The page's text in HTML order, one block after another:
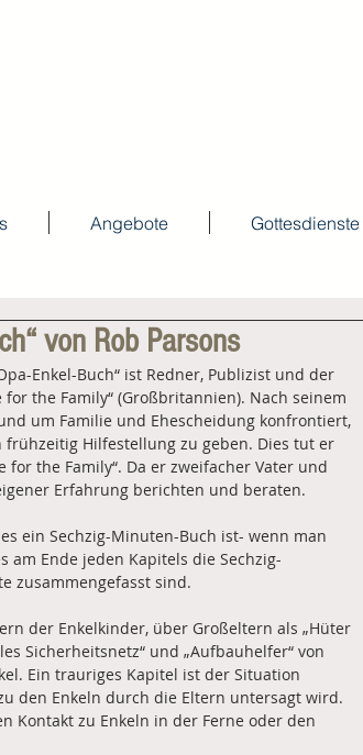
Angebote Gottesdienste
von Rob Parsons
Enkel-Buch“ ist Redner, Publizist und der
the Family“ (Großbritannien). Nach seinem
um Familie und Ehescheidung konfrontiert,
Hilfestellung zu geben. Dies tut er
the Family“. Da er zweifacher Vater und
Erfahrung berichten und beraten.
ein Sechzig-Minuten-Buch ist- wenn man
am Ende jeden Kapitels die Sechzig-
zusammengefasst sind.
der Enkelkinder, über Großeltern als „Hüter
Sicherheitsnetz“ und „Aufbauhelfer“ von
Ein trauriges Kapitel ist der Situation
den Enkeln durch die Eltern untersagt wird.
Kontakt zu Enkeln in der Ferne oder den